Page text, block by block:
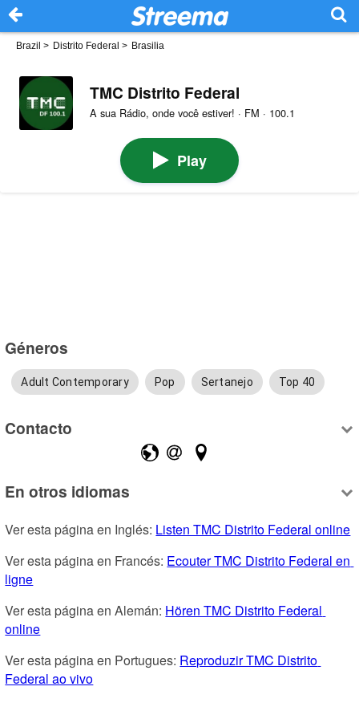
Brazil > Distrito Federal > Brasilia
TMC Distrito Federal
A sua Rádio, onde você estiver! · FM · 100.1
Play
Géneros
Adult Contemporary Pop Sertanejo Top 40
Contacto
En otros idiomas
Ver esta página en Inglés: Listen TMC Distrito Federal online
Ver esta página en Francés: Ecouter TMC Distrito Federal en
ligne
Ver esta página en Alemán: Hören TMC Distrito Federal
online
Ver esta página en Portugues: Reproduzir TMC Distrito
Federal ao vivo